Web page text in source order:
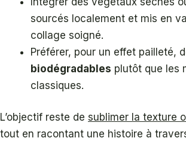
sourcés localement et mis en
collage soigné.
Préférer, pour un effet pailleté,
biodégradables plutôt que les
classiques.
L’objectif reste de sublimer la texture
tout en racontant une histoire à